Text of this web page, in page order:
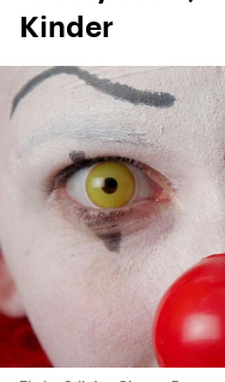
Kinder